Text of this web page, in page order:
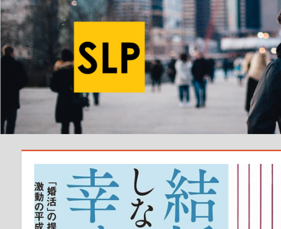
プ
め
の
情
報
ポ
ト